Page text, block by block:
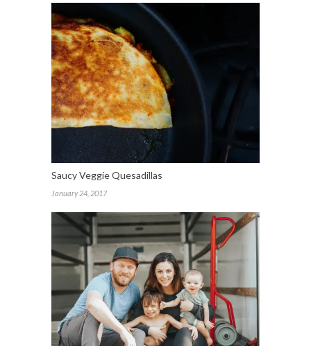
Saucy Veggie Quesadillas
January 24, 2017